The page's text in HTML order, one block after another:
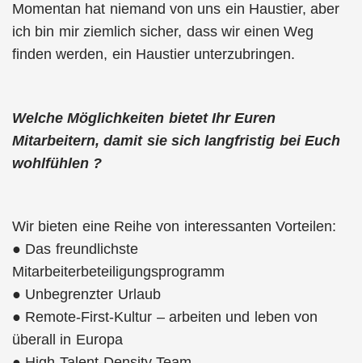
Momentan hat niemand von uns ein Haustier, aber
ich bin mir ziemlich sicher, dass wir einen Weg
finden werden, ein Haustier unterzubringen.
Welche Möglichkeiten bietet Ihr Euren
Mitarbeitern, damit sie sich langfristig bei Euch
wohlfühlen ?
Wir bieten eine Reihe von interessanten Vorteilen:
● Das freundlichste
Mitarbeiterbeteiligungsprogramm
● Unbegrenzter Urlaub
● Remote-First-Kultur – arbeiten und leben von
überall in Europa